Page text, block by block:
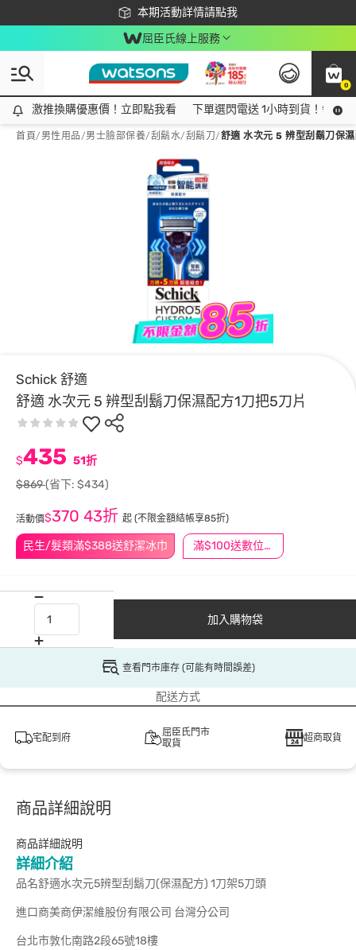
本期活動詳情請點我
下載app最高回饋$350
屈臣氏線上服務
0
激推換購優惠價！立即點我看
激推換購優惠價！立即點我看 下單選閃電送 1小時到貨！領神
首頁/ 男性用品/男士臉部保養/刮鬍水/刮鬍刀/舒適 水次元 5 辨型刮鬍刀保
Schick 舒適
舒適 水次元 5 辨型刮鬍刀保濕配方1刀把5刀片
民生/髮類滿$388送舒潔冰巾 滿$100送數位印花
$435 51折
$869(省下: $434)
活動價$370 43折 起 (不限金額結帳享85折)
加入購物袋
查看門市庫存 (可能有時間誤差)
配送方式
宅配到府
屈臣氏門市
取貨
超商取貨
商品詳細說明
商品詳細說明
詳細介紹
品名舒適水次元5辨型刮鬍刀(保濕配方) 1刀架5刀頭
進口商美商伊潔維股份有限公司 台灣分公司
台北市敦化南路2段65號18樓